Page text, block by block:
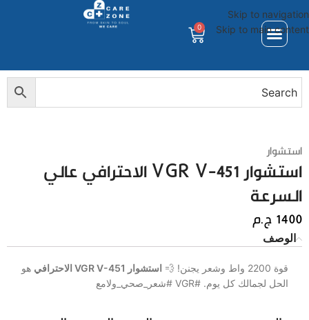
Skip to navigation
Skip to main content
0
استشوار
استشوار VGR V-451 الاحترافي عالي
السرعة
1400ج.م
الوصف
قوة 2200 واط وشعر يجنن! 💨 استشوار VGR V-451 الاحترافي
هو
الحل لجمالك كل يوم. #VGR #شعر_صحي_ولامع